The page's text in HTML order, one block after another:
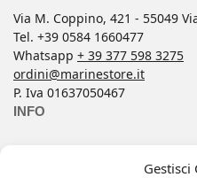
Gestisci
Via M. Coppino, 421 - 55049
Tel. +39 0584 1660477
Whatsapp + 39 377 598 3275
ordini@marinestore.it
P. Iva 01637050467
INFO